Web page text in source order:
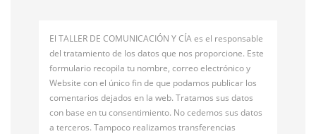
El TALLER DE COMUNICACIÓN Y CÍA es el responsable
del tratamiento de los datos que nos proporcione. Este
formulario recopila tu nombre, correo electrónico y
Website con el único fin de que podamos publicar los
comentarios dejados en la web. Tratamos sus datos
con base en tu consentimiento. No cedemos sus datos
a terceros. Tampoco realizamos transferencias